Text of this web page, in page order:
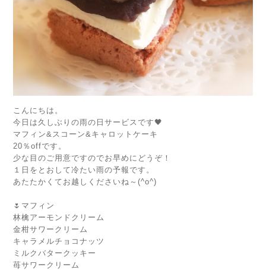
こんにちは。
今日は久しぶりの雨の日サービスです🖤
マフィン&スコーン&キャロットケーキ
20％offです。
少な目のご用意ですのでお早めにどうぞ！
１日をとおして冷たい雨の予報です。
あたたかくてお越しくださいね～(^o^)
🌷マフィン
林檎アーモンドクリーム
金柑サワークリーム
キャラメルチョコナッツ
ミルクバタークッキー
苺サワークリーム